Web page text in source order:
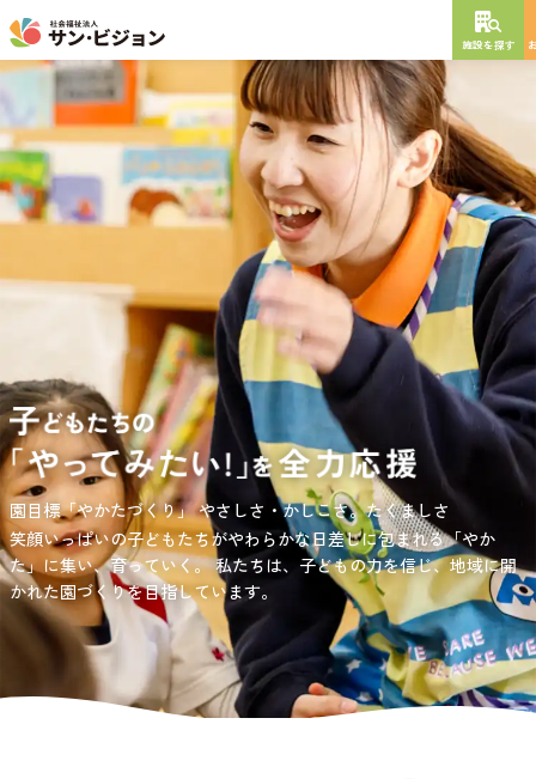
施設を探す
負担の少ない介護、ふれあいを大切にする介護、笑顔が溢れている
介護を目指して。
愛知・岐阜・長野の3県下で38施設・151事業所の介護関連事業所を運
営する社会福祉法人サン・ビジョンでは、今後ますます高まる介護
ニーズに幅広く対応していきます。
園目標「やかたづくり」やさしさ・かしこさ。たくましさ
笑顔いっぱいの子どもたちがやわらかな日差しに包まれる「やか
た」に集い、育っていく。私たちは、子どもの力を信じ、地域に開
かれた園づくりを目指しています。
サンサン・スクール東山公園では、小学生の児童が放課後安心して
過ごせる環境を提供するとともに、宿題・クラブ活動(英語・習字・
選択)などの学習面にも力を入れて行っている学童保育所です。
NEW OPEN
年
特別養護老人ホーム
短期入所生活介護
通所介護
居宅介護支援
グレイスフル砧公園
東京都世田谷区大蔵 3丁目4番12号
お問い合わせ先
03-6411-5781
担当：宮澤